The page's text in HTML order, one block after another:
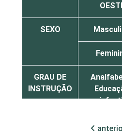
SEXO
GRAU DE
INSTRUÇÃO